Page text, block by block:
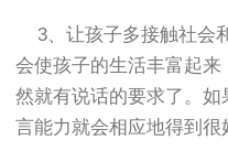
3、让孩子多接触社会
会使孩子的生活丰富起
然就有说话的要求了。
言能力就会相应地得到很